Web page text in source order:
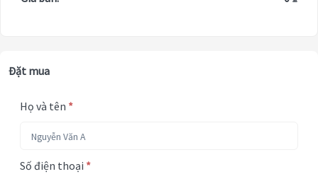
Đặt mua
Họ và tên *
Số điện thoại *